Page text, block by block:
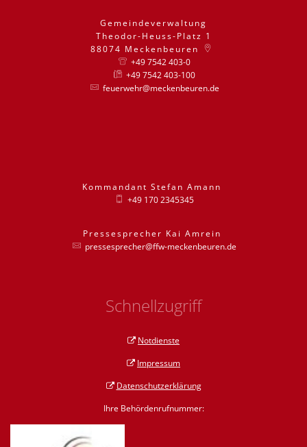
Gemeindeverwaltung
Theodor-Heuss-Platz 1
88074 Meckenbeuren
+49 7542 403-0
+49 7542 403-100
feuerwehr@meckenbeuren.de
Kommandant Stefan Amann
+49 170 2345345
Pressesprecher Kai Amrein
pressesprecher@ffw-meckenbeuren.de
Schnellzugriff
Notdienste
Impressum
Datenschutzerklärung
Ihre Behördenrufnummer: